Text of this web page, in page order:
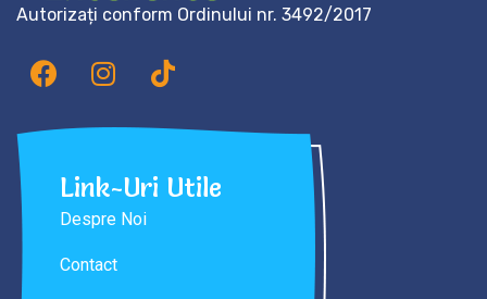
Autorizați conform Ordinului nr. 3492/2017
Link-Uri Utile
Despre Noi
Contact